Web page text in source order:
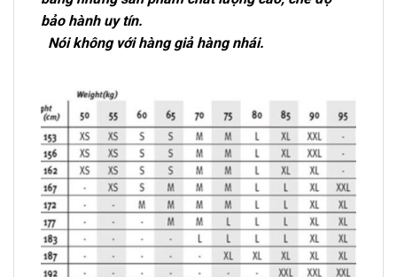
bảo hành uy tín.
Nói không với hàng giả hàng nhái.